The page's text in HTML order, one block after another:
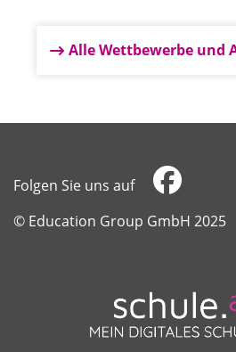
Alle Wettbewerbe und
Folgen Sie uns auf
​​​​​​​© Education Group GmbH 2025